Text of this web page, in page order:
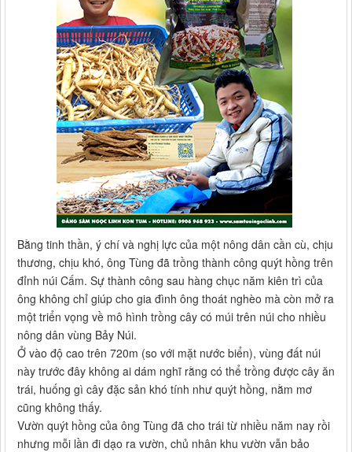
Bằng tinh thần, ý chí và nghị lực của một nông dân cần cù, chịu
thương, chịu khó, ông Tùng đã trồng thành công quýt hồng trên
đỉnh núi Cấm. Sự thành công sau hàng chục năm kiên trì của
ông không chỉ giúp cho gia đình ông thoát nghèo mà còn mở ra
một triển vọng về mô hình trồng cây có múi trên núi cho nhiều
nông dân vùng Bảy Núi.
Ở vào độ cao trên 720m (so với mặt nước biển), vùng đất núi
này trước đây không ai dám nghĩ rằng có thể trồng được cây ăn
trái, huống gì cây đặc sản khó tính như quýt hồng, nằm mơ
cũng không thấy.
Vườn quýt hồng của ông Tùng đã cho trái từ nhiều năm nay rồi
nhưng mỗi lần đi dạo ra vườn, chủ nhân khu vườn vẫn bảo